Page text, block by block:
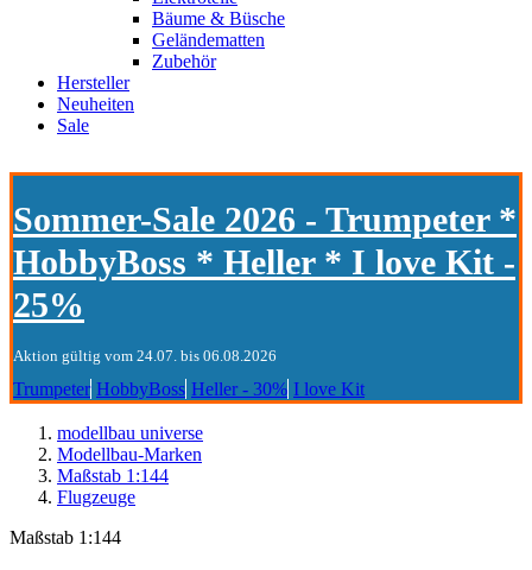
Bäume & Büsche
Geländematten
Zubehör
Hersteller
Neuheiten
Sale
Sommer-Sale 2026 - Trumpeter *
HobbyBoss * Heller * I love Kit -
25%
Aktion gültig vom 24.07. bis 06.08.2026
Trumpeter HobbyBoss Heller - 30% I love Kit
modellbau universe
Modellbau-Marken
Maßstab 1:144
Flugzeuge
Maßstab 1:144